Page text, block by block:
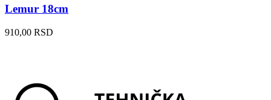
Lemur 18cm
910,00 RSD